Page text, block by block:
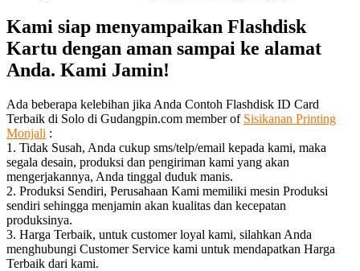
Kami siap menyampaikan Flashdisk
Kartu dengan aman sampai ke alamat
Anda. Kami Jamin!
Ada beberapa kelebihan jika Anda Contoh Flashdisk ID Card
Terbaik di Solo di Gudangpin.com member of Sisikanan Printing
Monjali :
1. Tidak Susah, Anda cukup sms/telp/email kepada kami, maka
segala desain, produksi dan pengiriman kami yang akan
mengerjakannya, Anda tinggal duduk manis.
2. Produksi Sendiri, Perusahaan Kami memiliki mesin Produksi
sendiri sehingga menjamin akan kualitas dan kecepatan
produksinya.
3. Harga Terbaik, untuk customer loyal kami, silahkan Anda
menghubungi Customer Service kami untuk mendapatkan Harga
Terbaik dari kami.